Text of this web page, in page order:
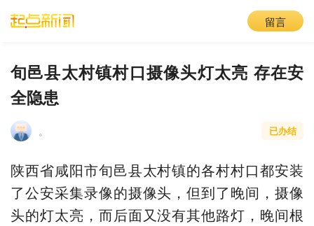
留言
旬邑县太村镇村口摄像头灯太亮 存在安
全隐患
。 已办结
陕西省咸阳市旬邑县太村镇的各村村口都安装
了公安采集录像的摄像头，但到了晚间，摄像
头的灯太亮，而后面又没有其他路灯，晚间根